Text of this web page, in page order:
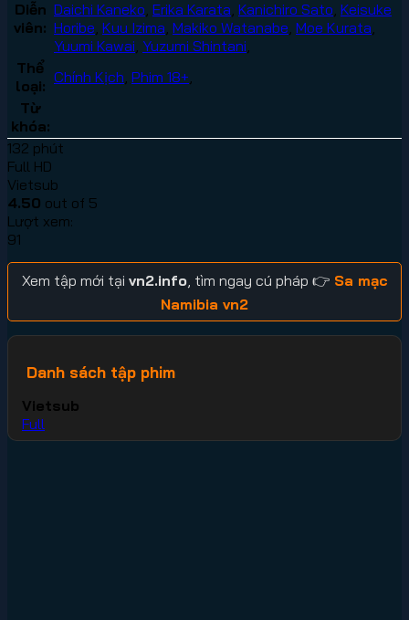
Diễn
viên:
Daichi Kaneko Erika Karata Kanichiro Sato Keisuke
Horibe Kuu Izima Makiko Watanabe Moe Kurata
Yuumi Kawai Yuzumi Shintani
Thể
loại: Chính Kịch Phim 18+
Từ
khóa:
132 phút
Full HD
Vietsub
4.50 out of 5
Lượt xem:
91
Xem tập mới tại vn2.info, tìm ngay cú pháp 👉 Sa mạc
Namibia vn2
Danh sách tập phim
Vietsub
Full